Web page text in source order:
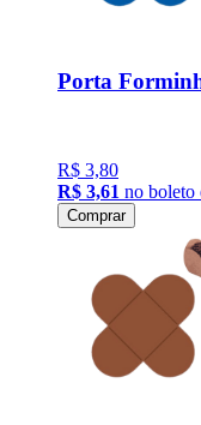
Porta
R$ 3,80
R$ 3,61 no boleto
Comprar